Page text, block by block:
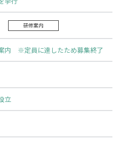
研修案内
内 ※定員に達したため募集終了
立